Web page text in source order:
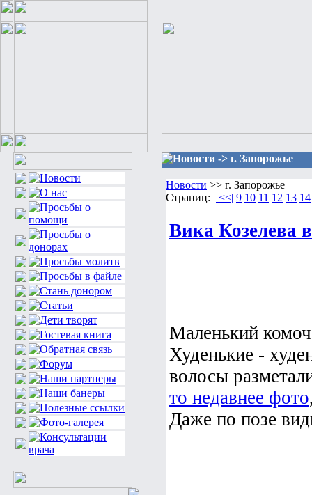
Новости -> г. Запорожье
Новости >> г. Запорожье
Страниц:
<<| 9 10 11 12 13 14
Вика Козелева
Маленький
Худенькие -
волосы
то недавнее фото
Даже по позе